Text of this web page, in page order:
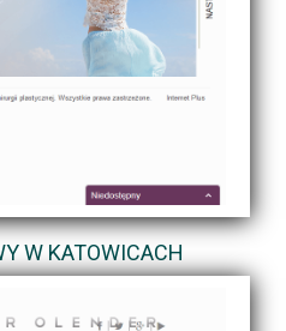
W KATOWICACH